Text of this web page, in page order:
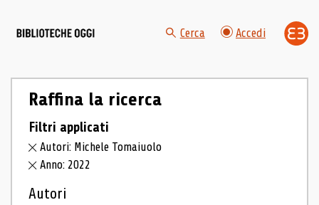
Cerca Accedi
Raffina la ricerca
Filtri applicati
Autori: Michele Tomaiuolo
Anno: 2022
Autori